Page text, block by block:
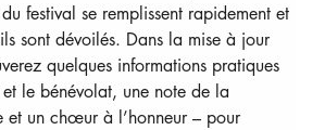
festival se remplissent rapidement et
sont dévoilés. Dans la mise à jour
quelques informations pratiques
et le bénévolat, une note de la
et un chœur à l’honneur – pour